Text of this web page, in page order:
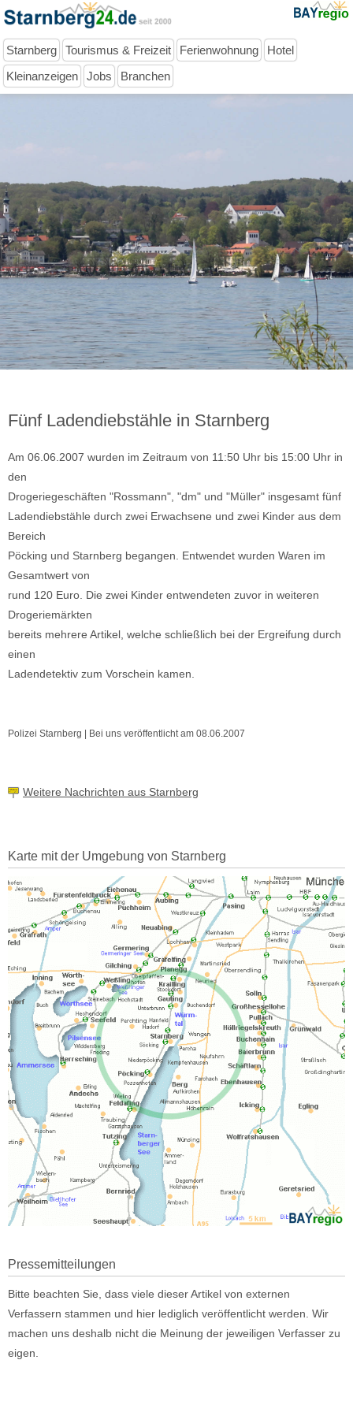
Starnberg Tourismus & Freizeit Ferienwohnung
Hotel
Kleinanzeigen
Jobs Branchen
Fünf Ladendiebstähle in Starnberg
Am 06.06.2007 wurden im Zeitraum von 11:50 Uhr bis 15:00 Uhr in
den
Drogeriegeschäften "Rossmann", "dm" und "Müller" insgesamt fünf
Ladendiebstähle durch zwei Erwachsene und zwei Kinder aus dem
Bereich
Pöcking und Starnberg begangen. Entwendet wurden Waren im
Gesamtwert von
rund 120 Euro. Die zwei Kinder entwendeten zuvor in weiteren
Drogeriemärkten
bereits mehrere Artikel, welche schließlich bei der Ergreifung durch
einen
Ladendetektiv zum Vorschein kamen.
Polizei Starnberg | Bei uns veröffentlicht am 08.06.2007
Weitere Nachrichten aus Starnberg
Karte mit der Umgebung von Starnberg
Pressemitteilungen
Bitte beachten Sie, dass viele dieser Artikel von externen
Verfassern stammen und hier lediglich veröffentlicht werden. Wir
machen uns deshalb nicht die Meinung der jeweiligen Verfasser zu
eigen.